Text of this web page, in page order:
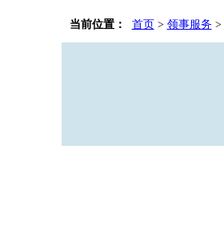
当前位置： 首页> 领事服务 >